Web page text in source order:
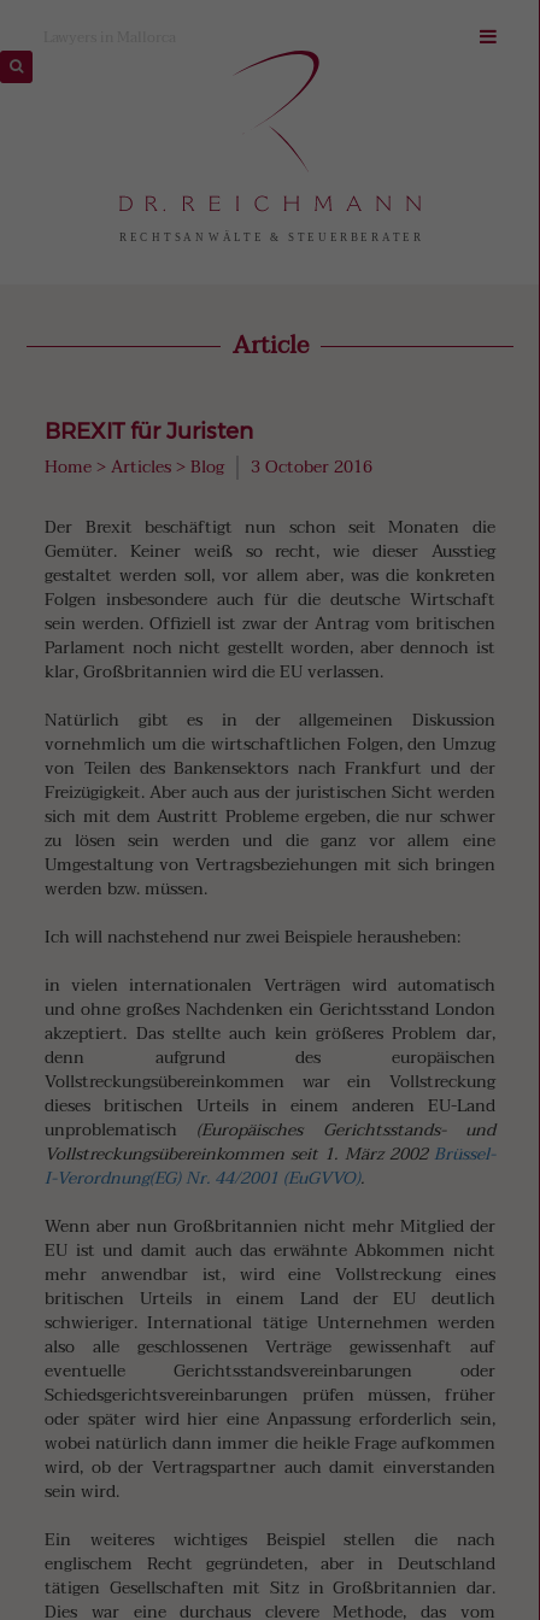
Article
BREXIT für Juristen
Home >Articles >Blog 3 October 2016
Der Brexit beschäftigt nun schon seit Monaten die
Gemüter. Keiner weiß so recht, wie dieser Ausstieg
gestaltet werden soll, vor allem aber, was die konkreten
Folgen insbesondere auch für die deutsche Wirtschaft
sein werden. Offiziell ist zwar der Antrag vom britischen
Parlament noch nicht gestellt worden, aber dennoch ist
klar, Großbritannien wird die EU verlassen.
Natürlich gibt es in der allgemeinen Diskussion
vornehmlich um die wirtschaftlichen Folgen, den Umzug
von Teilen des Bankensektors nach Frankfurt und der
Freizügigkeit. Aber auch aus der juristischen Sicht werden
sich mit dem Austritt Probleme ergeben, die nur schwer
zu lösen sein werden und die ganz vor allem eine
Umgestaltung von Vertragsbeziehungen mit sich bringen
werden bzw. müssen.
Ich will nachstehend nur zwei Beispiele herausheben:
in vielen internationalen Verträgen wird automatisch
und ohne großes Nachdenken ein Gerichtsstand London
akzeptiert. Das stellte auch kein größeres Problem dar,
denn aufgrund des europäischen
Vollstreckungsübereinkommen war ein Vollstreckung
dieses britischen Urteils in einem anderen EU-Land
unproblematisch (Europäisches Gerichtsstands- und
Vollstreckungsübereinkommen seit 1. März 2002 Brüssel-
I-Verordnung(EG) Nr. 44/2001 (EuGVVO).
Wenn aber nun Großbritannien nicht mehr Mitglied der
EU ist und damit auch das erwähnte Abkommen nicht
mehr anwendbar ist, wird eine Vollstreckung eines
britischen Urteils in einem Land der EU deutlich
schwieriger. International tätige Unternehmen werden
also alle geschlossenen Verträge gewissenhaft auf
eventuelle Gerichtsstandsvereinbarungen oder
Schiedsgerichtsvereinbarungen prüfen müssen, früher
oder später wird hier eine Anpassung erforderlich sein,
wobei natürlich dann immer die heikle Frage aufkommen
wird, ob der Vertragspartner auch damit einverstanden
sein wird.
Ein weiteres wichtiges Beispiel stellen die nach
englischem Recht gegründeten, aber in Deutschland
tätigen Gesellschaften mit Sitz in Großbritannien dar.
Dies war eine durchaus clevere Methode, das vom